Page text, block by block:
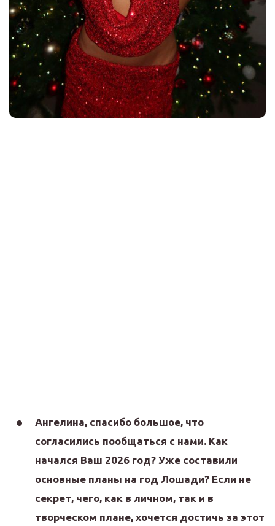
Ангелина, спасибо большое, что
согласились пообщаться с нами. Как
начался Ваш 2026 год? Уже составили
основные планы на год Лошади? Если не
секрет, чего, как в личном, так и в
творческом плане, хочется достичь за этот